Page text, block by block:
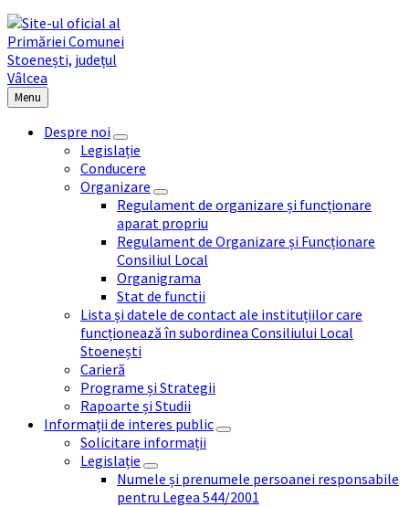
Menu
Despre noi
Legislație
Conducere
Organizare
Regulament de organizare și funcționare
aparat propriu
Regulament de Organizare și Funcționare
Consiliul Local
Organigrama
Stat de functii
Lista și datele de contact ale instituțiilor care
funcționează în subordinea Consiliului Local
Stoenești
Carieră
Programe și Strategii
Rapoarte și Studii
Informații de interes public
Solicitare informații
Legislație
Numele și prenumele persoanei responsabile
pentru Legea 544/2001